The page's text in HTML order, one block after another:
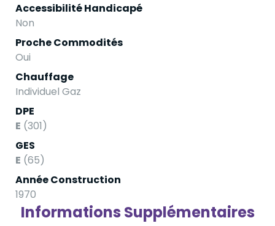
Accessibilité Handicapé
Non
Proche Commodités
Oui
Chauffage
Individuel Gaz
DPE
E (301)
GES
E (65)
Année Construction
1970
Informations Supplémentaires